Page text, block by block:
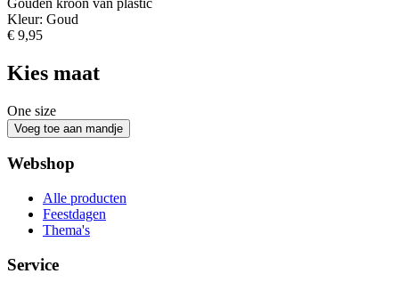
Kleur: Goud
€ 9,95
Kies maat
One size
Webshop
Alle producten
Feestdagen
Thema's
Service